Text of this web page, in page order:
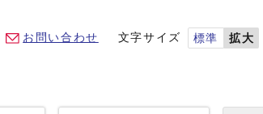
お問い合わせ 文字サイズ 標準 拡大